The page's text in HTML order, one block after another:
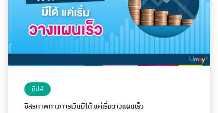
ทิปส์
อิสรภาพทางการเงินมีได้ แค่เริ่มวางแผนเร็ว